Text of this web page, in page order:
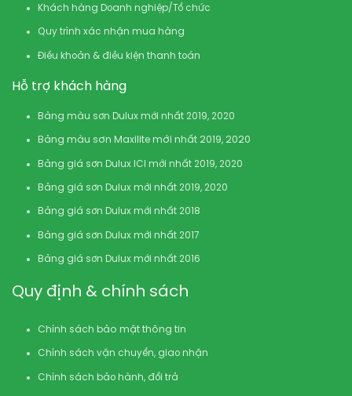
Khách hàng Doanh nghiệp/Tổ chức
Quy trình xác nhận mua hàng
Điều khoản & điều kiện thanh toán
Hỗ trợ khách hàng
Bảng màu sơn Dulux mới nhất 2019, 2020
Bảng màu sơn Maxilite mới nhất 2019, 2020
Bảng giá sơn Dulux ICI mới nhất 2019, 2020
Bảng giá sơn Dulux mới nhất 2019, 2020
Bảng giá sơn Dulux mới nhất 2018
Bảng giá sơn Dulux mới nhất 2017
Bảng giá sơn Dulux mới nhất 2016
Quy định & chính sách
Chính sách bảo mật thông tin
Chính sách vận chuyển, giao nhận
Chính sách bảo hành, đổi trả